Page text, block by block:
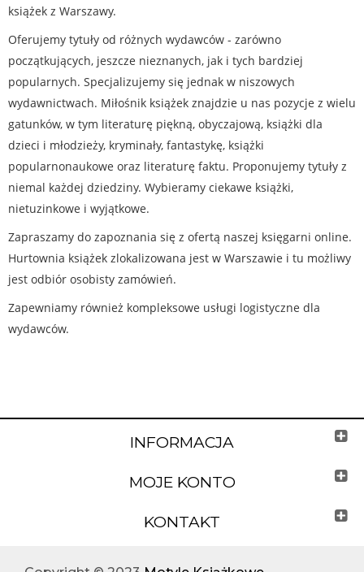
książek z Warszawy.
Oferujemy tytuły od różnych wydawców - zarówno
początkujących, jeszcze nieznanych, jak i tych bardziej
popularnych. Specjalizujemy się jednak w niszowych
wydawnictwach. Miłośnik książek znajdzie u nas pozycje z wielu
gatunków, w tym literaturę piękną, obyczajową, książki dla
dzieci i młodzieży, kryminały, fantastykę, książki
popularnonaukowe oraz literaturę faktu. Proponujemy tytuły z
niemal każdej dziedziny. Wybieramy ciekawe książki,
nietuzinkowe i wyjątkowe.
Zapraszamy do zapoznania się z ofertą naszej księgarni online.
Hurtownia książek zlokalizowana jest w Warszawie i tu możliwy
jest odbiór osobisty zamówień.
Zapewniamy również kompleksowe usługi logistyczne dla
wydawców.
INFORMACJA
MOJE KONTO
KONTAKT